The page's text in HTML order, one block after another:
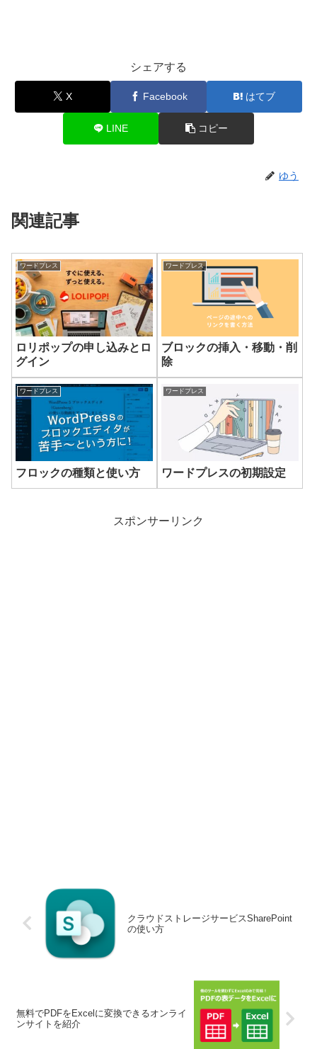
シェアする
X Facebook はてブ
LINE コピー
ゆう
関連記事
ワードプレス
ロリポップの申し込みとロ
グイン
ワードプレス
ブロックの挿入・移動・削
除
ワードプレス
フロックの種類と使い方
ワードプレス
ワードプレスの初期設定
スポンサーリンク
クラウドストレージサービスSharePoint
の使い方
無料でPDFをExcelに変換できるオンライ
ンサイトを紹介